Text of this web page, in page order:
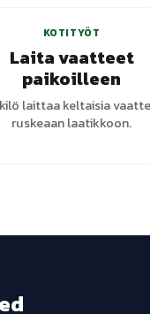
KOTITYÖT
Laita vaatteet
paikoilleen
laittaa keltaisia
ruskeaan laatikkoon.